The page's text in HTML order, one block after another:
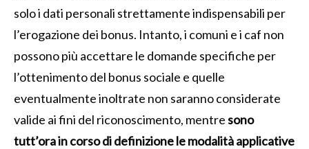
solo i dati personali strettamente indispensabili per
l’erogazione dei bonus. Intanto, i comuni e i caf non
possono più accettare le domande specifiche per
l’ottenimento del bonus sociale e quelle
eventualmente inoltrate non saranno considerate
valide ai fini del riconoscimento, mentresono
tutt’ora in corso di definizione le modalità applicative